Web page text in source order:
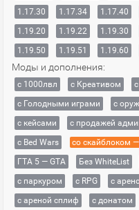
1.17.30
1.17.34 1.17.40
1.19.20
1.19.22 1.19.30
1.19.50
1.19.51 1.19.60
Моды и дополнения:
с 1000лвл c Креативом
с Голодными играми
с
с кейсами
с продажей
с Bed Wars
со скайблоком
ГТА 5 — GTA
Без WhiteList
с паркуром
с RPG с
с ареной сплиф
с донатом